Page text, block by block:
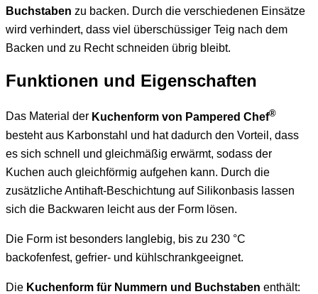
Buchstaben zu backen. Durch die verschiedenen Einsätze
wird verhindert, dass viel überschüssiger Teig nach dem
Backen und zu Recht schneiden übrig bleibt.
Funktionen und Eigenschaften
Das Material der Kuchenform von Pampered Chef®
besteht aus Karbonstahl und hat dadurch den Vorteil, dass
es sich schnell und gleichmäßig erwärmt, sodass der
Kuchen auch gleichförmig aufgehen kann. Durch die
zusätzliche Antihaft-Beschichtung auf Silikonbasis lassen
sich die Backwaren leicht aus der Form lösen.
Die Form ist besonders langlebig, bis zu 230 °C
backofenfest, gefrier- und kühlschrankgeeignet.
Die Kuchenform für Nummern und Buchstaben enthält: